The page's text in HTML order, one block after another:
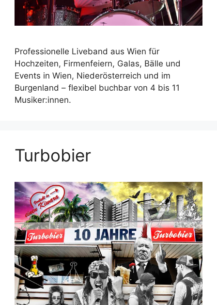
Professionelle Liveband aus Wien für
Hochzeiten, Firmenfeiern, Galas, Bälle und
Events in Wien, Niederösterreich und im
Burgenland – flexibel buchbar von 4 bis 11
Musiker:innen.
Turbobier